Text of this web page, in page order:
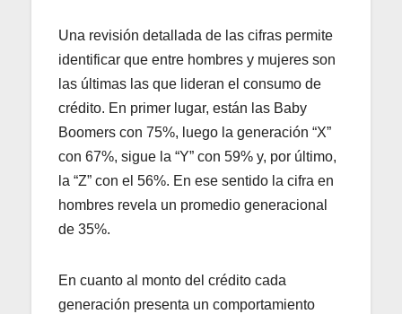
Una revisión detallada de las cifras permite
identificar que entre hombres y mujeres son
las últimas las que lideran el consumo de
crédito. En primer lugar, están las Baby
Boomers con 75%, luego la generación “X”
con 67%, sigue la “Y” con 59% y, por último,
la “Z” con el 56%. En ese sentido la cifra en
hombres revela un promedio generacional
de 35%.
En cuanto al monto del crédito cada
generación presenta un comportamiento